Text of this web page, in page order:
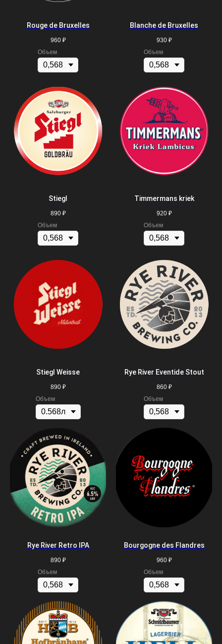
Rouge de Bruxelles
960 ₽
Объем
Blanche de Bruxelles
930 ₽
Объем
Stiegl
890 ₽
Объем
Timmermans kriek
920 ₽
Объем
Stiegl Weisse
890 ₽
Объем
Rye River Eventide Stout
860 ₽
Объем
Rye River Retro IPA
890 ₽
Объем
Bourgogne des Flandres
960 ₽
Объем